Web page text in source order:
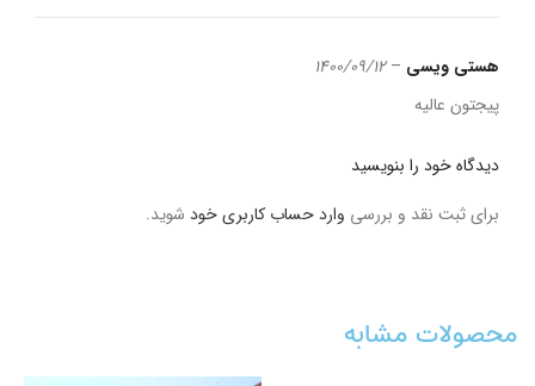
هستی ویسی –
1400/09/12
پیجتون عالیه
دیدگاه خود را بنویسید
برای ثبت نقد و بررسی وارد حساب کاربری خود شوید.
محصولات مشابه